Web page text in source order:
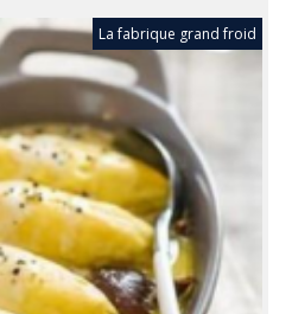
La fabrique grand froid